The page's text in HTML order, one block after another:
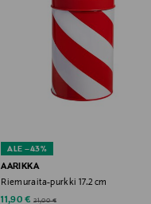
ALE –43%
AARIKKA
Riemuraita-purkki 17.2 cm
Discounted Price
11,90 € Original Price
21,00 €